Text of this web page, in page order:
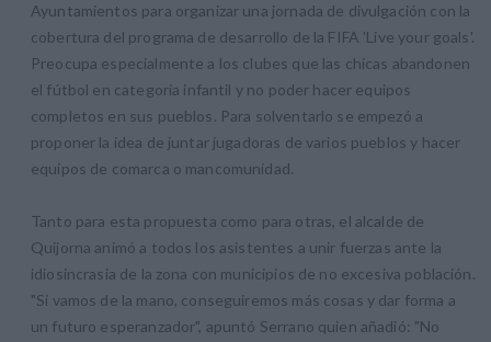
Ayuntamientos para organizar una jornada de divulgación con la
cobertura del programa de desarrollo de la FIFA 'Live your goals'.
Preocupa especialmente a los clubes que las chicas abandonen
el fútbol en categoría infantil y no poder hacer equipos
completos en sus pueblos. Para solventarlo se empezó a
proponer la idea de juntar jugadoras de varios pueblos y hacer
equipos de comarca o mancomunidad.
Tanto para esta propuesta como para otras, el alcalde de
Quijorna animó a todos los asistentes a unir fuerzas ante la
idiosincrasia de la zona con municipios de no excesiva población.
"Si vamos de la mano, conseguiremos más cosas y dar forma a
un futuro esperanzador", apuntó Serrano quien añadió: "No